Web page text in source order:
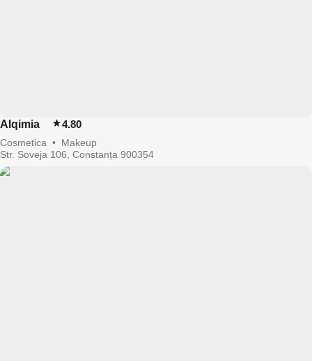
Alqimia 4.80
Cosmetica • Makeup
Str. Soveja 106, Constanța 900354